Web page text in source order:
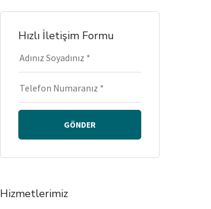
Hızlı İletişim Formu
GÖNDER
Hizmetlerimiz